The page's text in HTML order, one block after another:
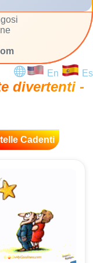
En Es
divertenti -
Cadenti